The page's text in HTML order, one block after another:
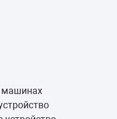
машинах